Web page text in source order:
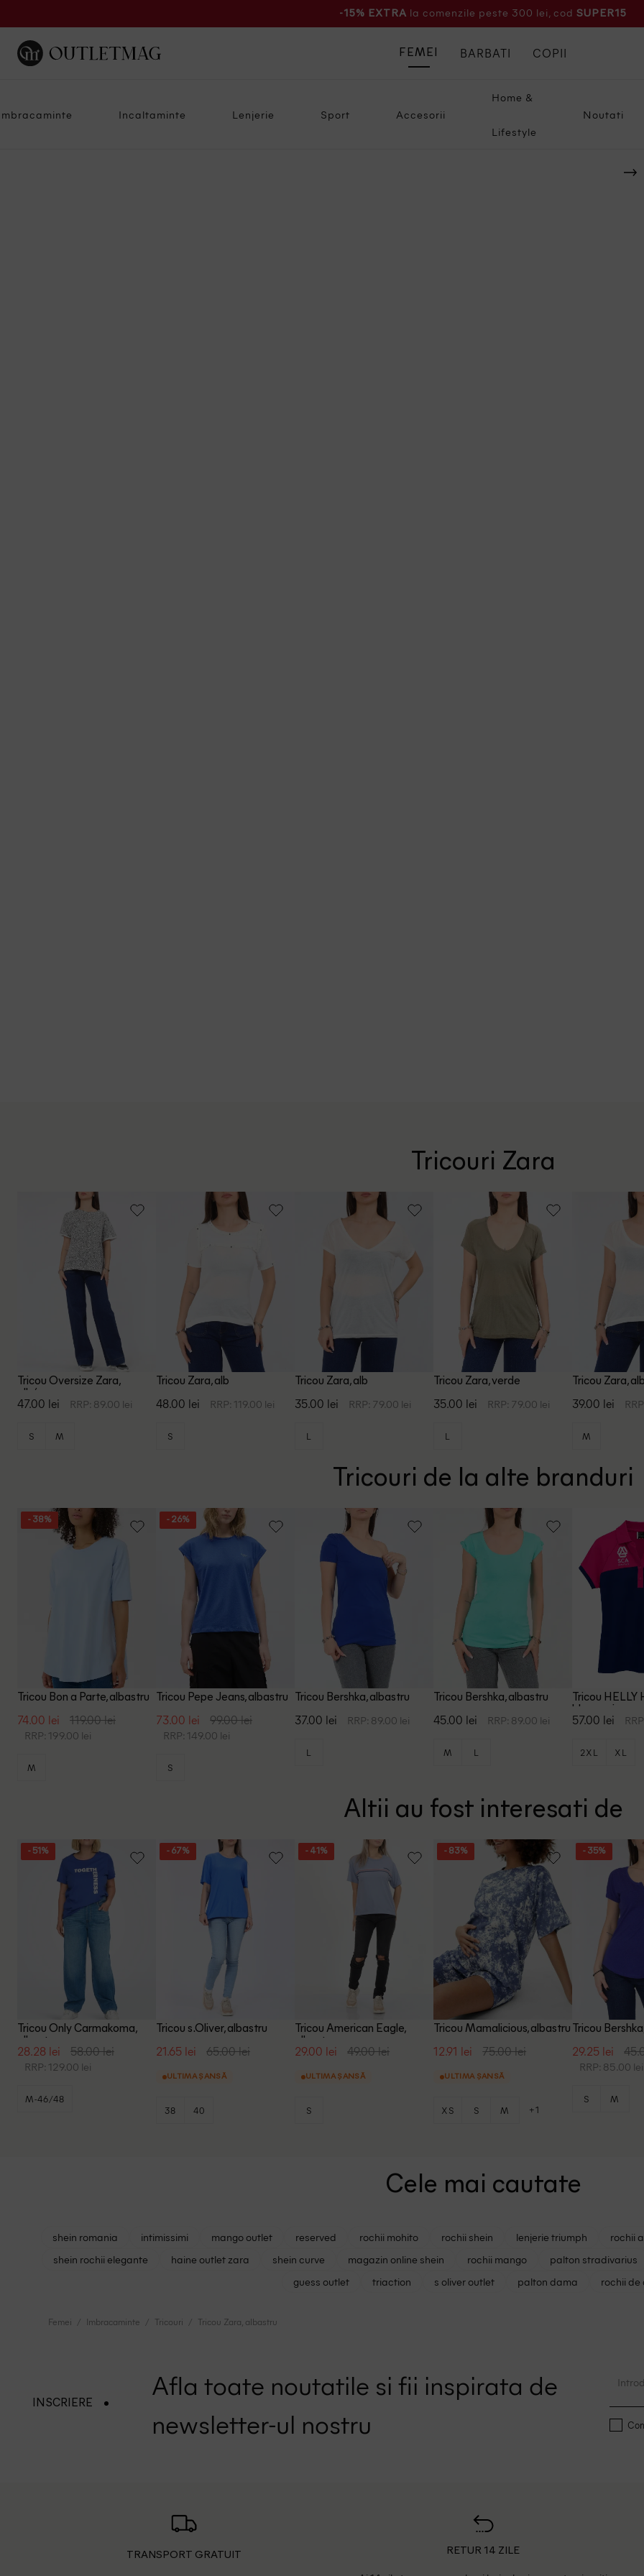
-15% EXTRA la comenzile peste 300 lei, cod SUPER15
Incaltaminte Lenjerie Sport Accesorii
Home &
Lifestyle
Noutati
FEMEI BARBATI COPII
Tricouri Zara
Tricou Oversize Zara,
alb/negru
47.00 lei RRP: 89.00 lei
S M
Tricou Zara, alb
48.00 lei RRP: 119.00 lei
S
Tricou Zara, alb
35.00 lei RRP: 79.00 lei
L
Tricou Zara, verde
35.00 lei RRP: 79.00 lei
L
Tricou Zara, alb
39.00 lei
M
Tricouri de la alte branduri
- 38%
Tricou Bon a Parte, albastru
74.00 lei 119.00 lei
RRP: 199.00 lei
M
- 26%
Tricou Pepe Jeans, albastru
73.00 lei 99.00 lei
RRP: 149.00 lei
S
Tricou Bershka, albastru
37.00 lei RRP: 89.00 lei
L
Tricou Bershka, albastru
45.00 lei RRP: 89.00 lei
M L
Tricou
bleumarin
57.00 lei
2XL XL
Altii au fost interesati de
- 51%
Tricou Only Carmakoma,
albastru
28.28 lei 58.00 lei
RRP: 129.00 lei
M-46/48
- 67%
Tricou s.Oliver, albastru
21.65 lei 65.00 lei
ULTIMA ȘANSĂ
38 40
- 41%
Tricou American Eagle,
albastru
29.00 lei 49.00 lei
ULTIMA ȘANSĂ
S
- 83%
Tricou Mamalicious, albastru
12.91 lei 75.00 lei
ULTIMA ȘANSĂ
XS S M +1
- 35%
Tricou
29.25 lei
RRP: 85.00 lei
S M
Cele mai cautate
shein romania intimissimi mango outlet reserved rochii mohito rochii shein lenjerie triumph rochii
shein rochii elegante
haine outlet zara shein curve magazin online shein rochii mango palton stradivarius
guess outlet
triaction s oliver outlet palton dama rochii de
Femei Imbracaminte Tricouri Tricou Zara, albastru
INSCRIERE
Afla toate noutatile si fii inspirata de
newsletter-ul nostru
TRANSPORT GRATUIT RETUR 14 ZILE